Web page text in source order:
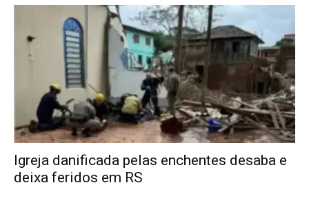
Igreja danificada pelas enchentes desaba e
deixa feridos em RS